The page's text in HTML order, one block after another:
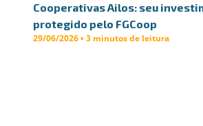
Cooperativas Ailos: seu
protegido pelo FGCoop
29/06/2026 • 3 minutos de leitura